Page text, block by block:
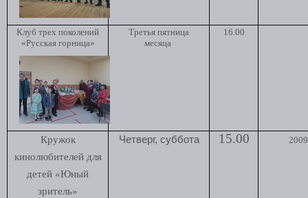
Клуб трех поколений
«Русская горница»
Третья пятница
месяца
16.00
Кружок
кинолюбителей для
детей «Юный
зритель»
Четверг, суббота 15.00 2009